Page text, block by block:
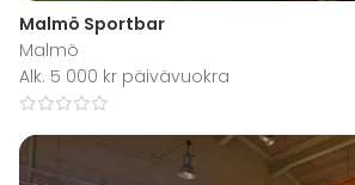
Malmö Sportbar
Malmö
Alk. 5 000 kr päivävuokra